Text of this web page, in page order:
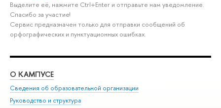
Выделите её, нажмите Ctrl+Enter и отправьте нам уведомление.
Спасибо за участие!
Сервис предназначен только для отправки сообщений об
орфографических и пунктуационных ошибках.
О КАМПУСЕ
Сведения об образовательной организации
Руководство и структура